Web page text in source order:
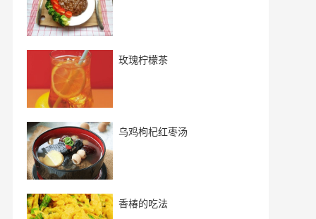
玫瑰柠檬茶
乌鸡枸杞红枣汤
香椿的吃法